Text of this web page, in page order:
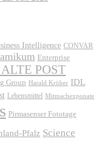
Intelligence CONVAR
Enterprise
POST
Group Harald Kröher IDL
Lebensmittel Mitmachexponate
Pirmasenser Fototage
Pfalz Science